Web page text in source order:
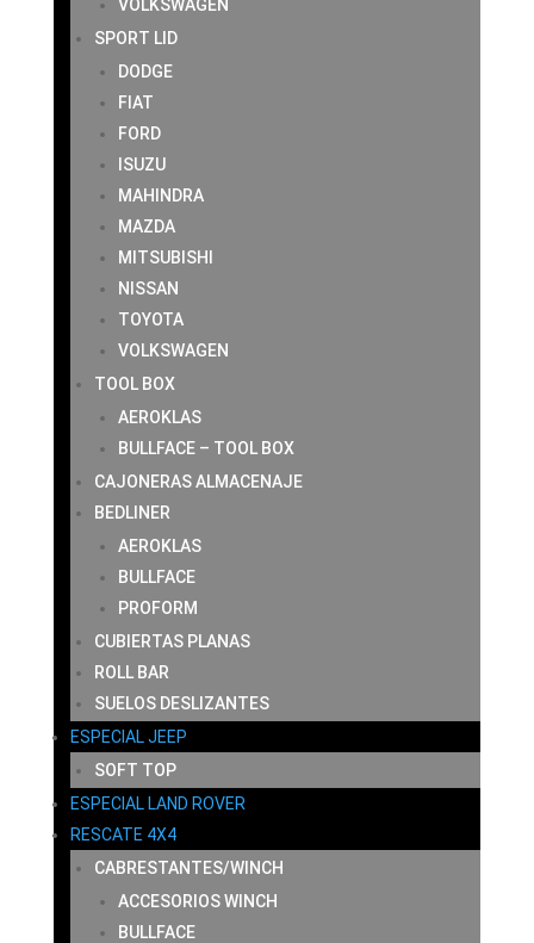
VOLKSWAGEN
SPORT LID
DODGE
FIAT
FORD
ISUZU
MAHINDRA
MAZDA
MITSUBISHI
NISSAN
TOYOTA
VOLKSWAGEN
TOOL BOX
AEROKLAS
BULLFACE – TOOL BOX
CAJONERAS ALMACENAJE
BEDLINER
AEROKLAS
BULLFACE
PROFORM
CUBIERTAS PLANAS
ROLL BAR
SUELOS DESLIZANTES
ESPECIAL JEEP
SOFT TOP
ESPECIAL LAND ROVER
RESCATE 4X4
CABRESTANTES/WINCH
ACCESORIOS WINCH
BULLFACE